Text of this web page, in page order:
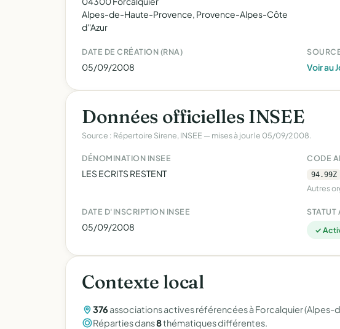
Alpes-de-Haute-Provence, Provence-Alpes-Côte
d''Azur
DATE DE CRÉATION (RNA)
05/09/2008 Voir au
Données officielles INSEE
Source : Répertoire Sirene, INSEE — mises à jour le 05/09/2008.
DÉNOMINATION INSEE
LES ECRITS RESTENT
CODE
94.99Z
Autres
DATE D'INSCRIPTION INSEE
05/09/2008
STATUT
✓
Contexte local
376 associations actives référencées à Forcalquier
Réparties dans8thématiques différentes.